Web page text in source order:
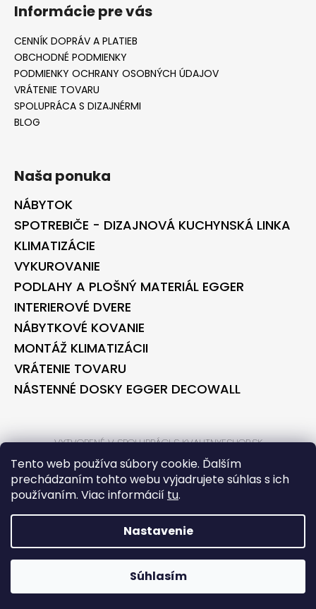
Tento web používa súbory cookie. Ďalším
prechádzaním tohto webu vyjadrujete súhlas s ich
používaním. Viac informácií tu.
Nastavenie
Súhlasím
Informácie pre vás
CENNÍK DOPRÁV A PLATIEB
OBCHODNÉ PODMIENKY
PODMIENKY OCHRANY OSOBNÝCH ÚDAJOV
VRÁTENIE TOVARU
SPOLUPRÁCA S DIZAJNÉRMI
BLOG
Naša ponuka
NÁBYTOK
SPOTREBIČE - DIZAJNOVÁ KUCHYNSKÁ LINKA
KLIMATIZÁCIE
VYKUROVANIE
PODLAHY A PLOŠNÝ MATERIÁL EGGER
INTERIEROVÉ DVERE
NÁBYTKOVÉ KOVANIE
MONTÁŽ KLIMATIZÁCII
VRÁTENIE TOVARU
NÁSTENNÉ DOSKY EGGER DECOWALL
VYTVORENÉ V SPOLUPRÁCI S KVALITNYESHOP.SK
VYTVORENÉ V SPOLUPRÁCI S BONTEC.SK
VYTVORIL SHOPTET
BONTECSHOP. VŠETKY PRÁVA VYHRADENÉ.
*** PARTNER PRE STAVEBNÉ
REKONŠTRUKCIE TECORA*** PARTNER PRE